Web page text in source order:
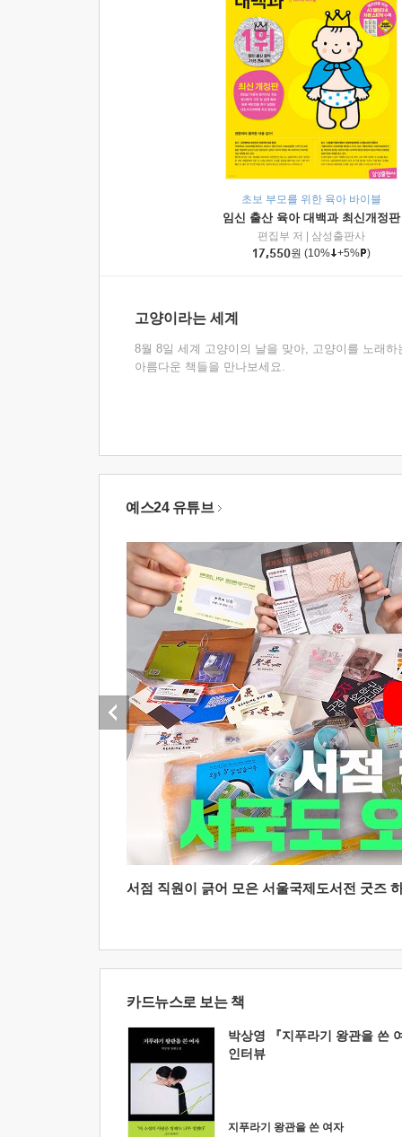
초보 부모를 위한 육아 바이블
임신 출산 육아 대백과 최신개정판
편집부 저
삼성출판사
17,550원 (10% +5% )
고양이라는 세계
8월 8일 세계 고양이의 날을 맞아, 고양이를 노래하
아름다운 책들을 만나보세요.
예스24 유튜브
서점 직원이 긁어 모은 서울국제도서전 굿즈
카드뉴스로 보는 책
박상영 『지푸라기 왕관을 쓴
인터뷰
지푸라기 왕관을 쓴 여자